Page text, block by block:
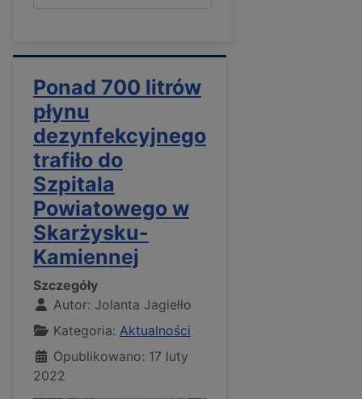
Ponad 700 litrów
płynu
dezynfekcyjnego
trafiło do
Szpitala
Powiatowego w
Skarżysku-
Kamiennej
Szczegóły
Autor: Jolanta Jagiełło
Kategoria: Aktualności
Opublikowano: 17 luty
2022